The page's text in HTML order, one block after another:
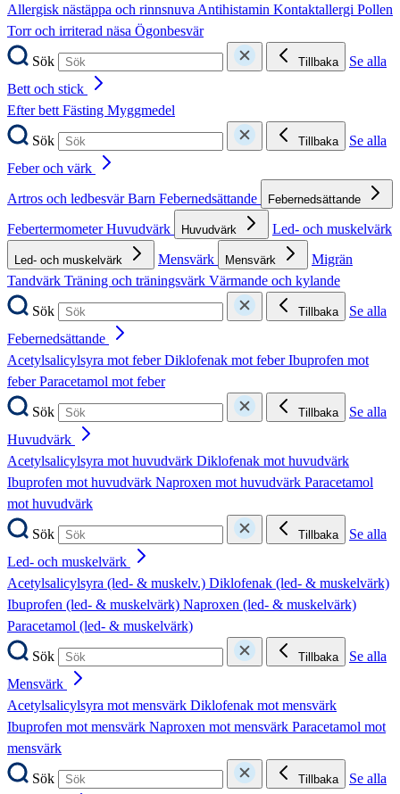
Allergisk nästäppa och rinnsnuvaAntihistamin Kontaktallergi Pollen
Torr och irriterad näsa Ögonbesvär
Sök
Tillbaka
Se alla
Bett och stick
Efter bettFästing Myggmedel
Sök
Tillbaka
Se alla
Feber och värk
Artros och ledbesvärBarn Febernedsättande Febernedsättande
FebertermometerHuvudvärk Huvudvärk Led- och muskelvärk
Led- och muskelvärk Mensvärk Mensvärk
Migrän
Tandvärk Träning och träningsvärk Värmande och kylande
Sök
Tillbaka
Se alla
Febernedsättande
Acetylsalicylsyra mot feberDiklofenak mot feberIbuprofen mot
feberParacetamol mot feber
Sök
Tillbaka
Se alla
Huvudvärk
Acetylsalicylsyra mot huvudvärk Diklofenak mot huvudvärk
Ibuprofen mot huvudvärk Naproxen mot huvudvärk Paracetamol
mot huvudvärk
Sök
Tillbaka
Se alla
Led- och muskelvärk
Acetylsalicylsyra (led- & muskelv.) Diklofenak (led- & muskelvärk)
Ibuprofen (led- & muskelvärk) Naproxen (led- & muskelvärk)
Paracetamol (led- & muskelvärk)
Sök
Tillbaka
Se alla
Mensvärk
Acetylsalicylsyra mot mensvärk Diklofenak mot mensvärk
Ibuprofen mot mensvärk Naproxen mot mensvärk Paracetamol mot
mensvärk
Sök
Tillbaka
Se alla